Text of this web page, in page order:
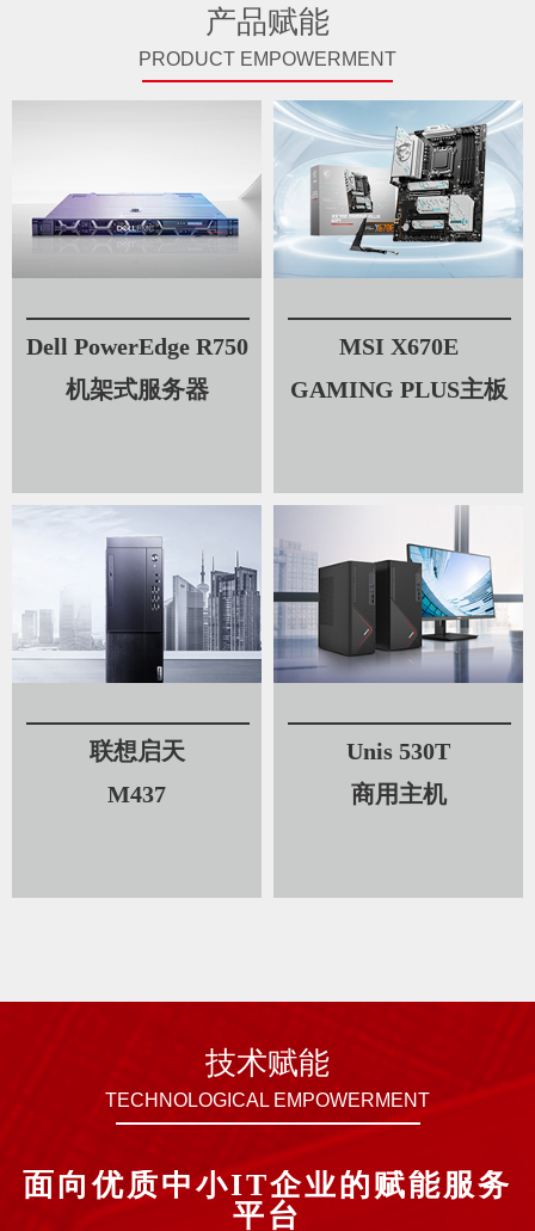
产品赋能
PRODUCT EMPOWERMENT
Dell PowerEdge R750
机架式服务器
MSI X670E
GAMING PLUS主板
联想启天
M437
Unis 530T
商用主机
技术赋能
TECHNOLOGICAL EMPOWERMENT
面向优质中小IT企业的赋能服务
平台